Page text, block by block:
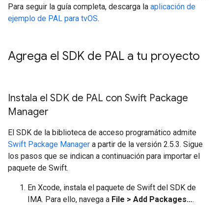
Para seguir la guía completa, descarga la aplicación de
ejemplo de PAL para tvOS.
Agrega el SDK de PAL a tu proyecto
Instala el SDK de PAL con Swift Package
Manager
El SDK de la biblioteca de acceso programático admite
Swift Package Manager a partir de la versión 2.5.3. Sigue
los pasos que se indican a continuación para importar el
paquete de Swift.
En Xcode, instala el paquete de Swift del SDK de
IMA. Para ello, navega a File > Add Packages….